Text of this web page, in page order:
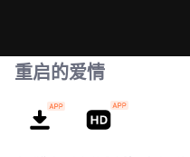
重启的爱情